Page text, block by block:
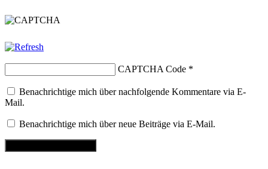
CAPTCHA Code *
Benachrichtige mich über nachfolgende Kommentare via E-
Mail.
Benachrichtige mich über neue Beiträge via E-Mail.